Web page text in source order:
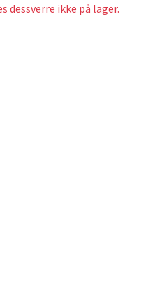
dessverre ikke på lager.